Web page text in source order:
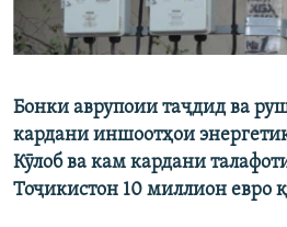
Бонки аврупоии таҷдид ва
кардани иншоотҳои
Кӯлоб ва кам кардани
Тоҷикистон 10 миллион евро